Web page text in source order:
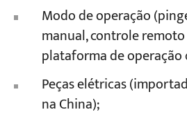
Modo de operação
manual, controle
plataforma de operação
Peças elétricas
na China);